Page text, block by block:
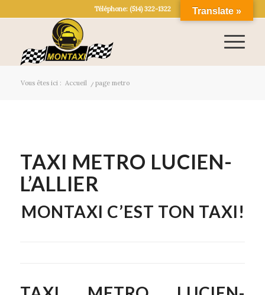
Téléphone: (514) 322-1322
Vous êtes ici : Accueil / page metro
TAXI METRO LUCIEN-
L’ALLIER
MONTAXI C’EST TON TAXI!
Translate »